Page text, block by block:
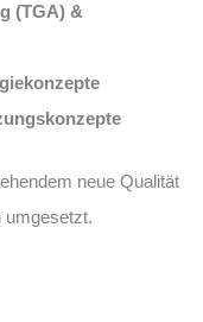
(TGA) &
neue Qualität
umgesetzt.